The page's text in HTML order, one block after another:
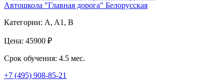
Автошкола "Главная дорога" Белорусская
Категории: A, A1, B
Цена: 45900 ₽
Срок обучения: 4.5 мес.
+7 (495) 908-85-21